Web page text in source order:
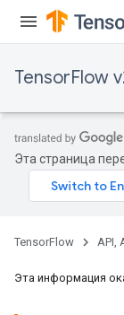
TensorFlow
Эта страница
TensorFlow API,
Эта информация